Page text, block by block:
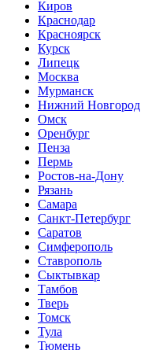
Киров
Краснодар
Красноярск
Курск
Липецк
Москва
Мурманск
Нижний Новгород
Омск
Оренбург
Пенза
Пермь
Ростов-на-Дону
Рязань
Самара
Санкт-Петербург
Саратов
Симферополь
Ставрополь
Сыктывкар
Тамбов
Тверь
Томск
Тула
Тюмень